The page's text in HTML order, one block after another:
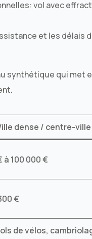
vol avec
et les délais
synthétique qui met
dense / centre-ville
à 100 000 €
€
de vélos,